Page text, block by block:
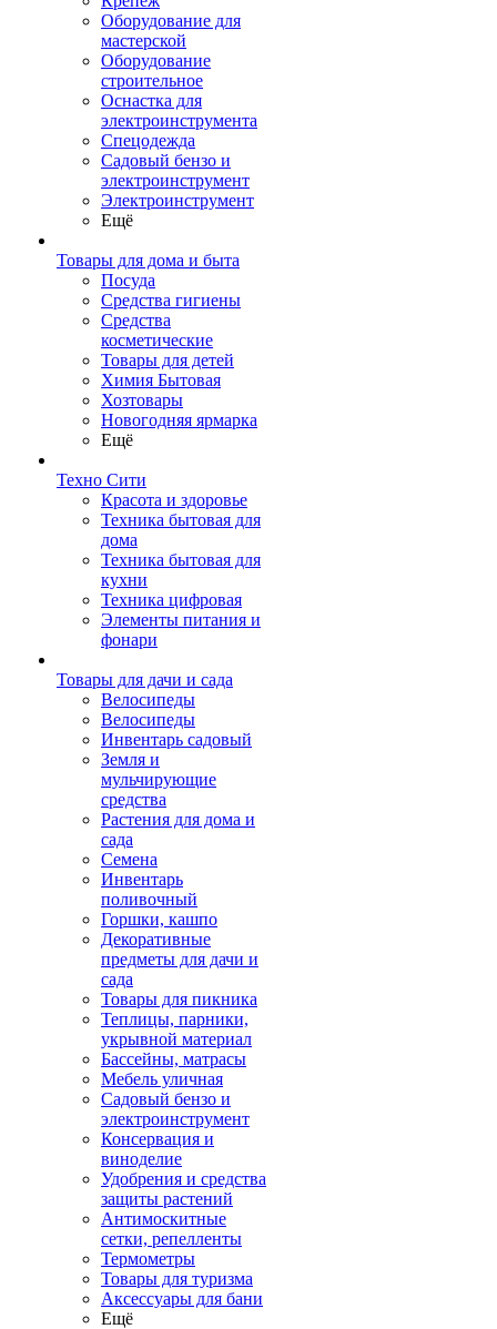
Оборудование для
мастерской
Оборудование
строительное
Оснастка для
электроинструмента
Спецодежда
Садовый бензо и
электроинструмент
Электроинструмент
Ещё
Товары для дома и быта
Посуда
Средства гигиены
Средства
косметические
Товары для детей
Химия Бытовая
Хозтовары
Новогодняя ярмарка
Ещё
Техно Сити
Красота и здоровье
Техника бытовая для
дома
Техника бытовая для
кухни
Техника цифровая
Элементы питания и
фонари
Товары для дачи и сада
Велосипеды
Велосипеды
Инвентарь садовый
Земля и
мульчирующие
средства
Растения для дома и
сада
Семена
Инвентарь
поливочный
Горшки, кашпо
Декоративные
предметы для дачи и
сада
Товары для пикника
Теплицы, парники,
укрывной материал
Бассейны, матрасы
Мебель уличная
Садовый бензо и
электроинструмент
Консервация и
виноделие
Удобрения и средства
защиты растений
Антимоскитные
сетки, репелленты
Термометры
Товары для туризма
Аксессуары для бани
Ещё